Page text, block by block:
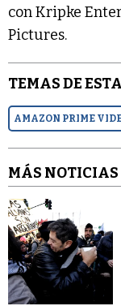
con Kripke
Pictures.
TEMAS DE
AMAZON PRIME
MÁS NOTICIAS